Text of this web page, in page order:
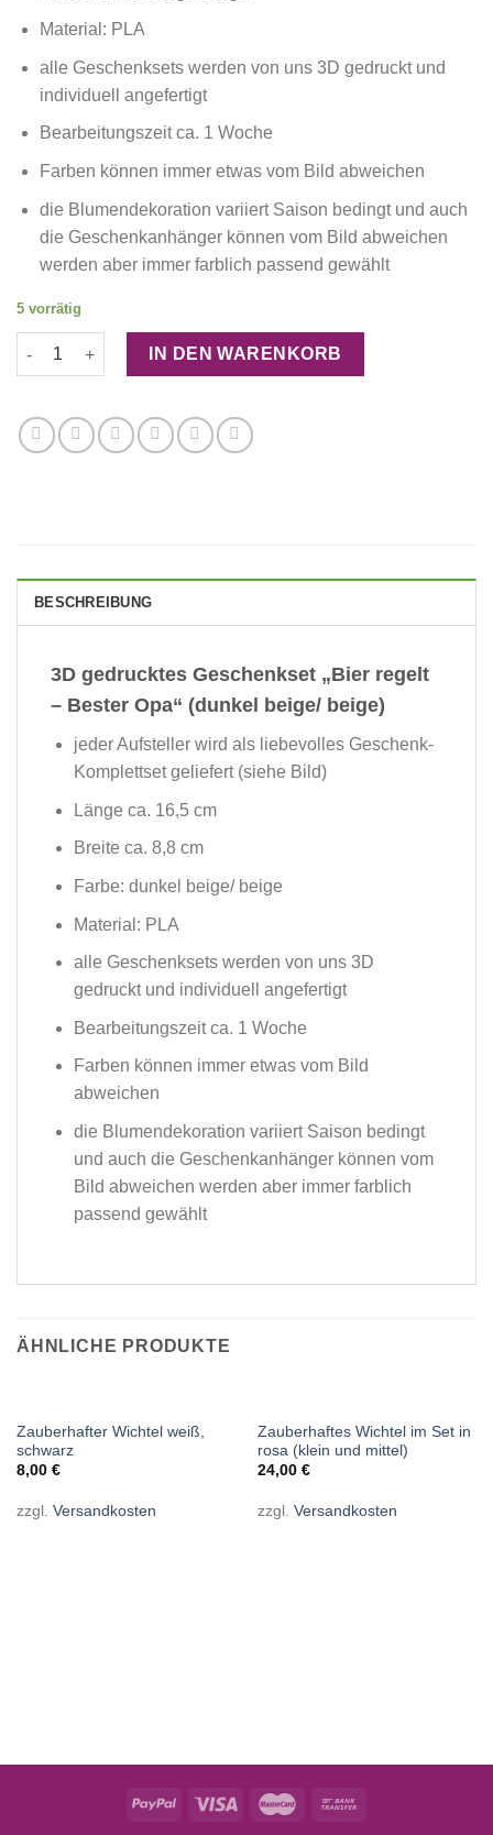
Material: PLA
alle Geschenksets werden von uns 3D gedruckt und
individuell angefertigt
Bearbeitungszeit ca. 1 Woche
Farben können immer etwas vom Bild abweichen
die Blumendekoration variiert Saison bedingt und auch
die Geschenkanhänger können vom Bild abweichen
werden aber immer farblich passend gewählt
5 vorrätig
3D gedrucktes Geschenkset "Bier regelt - Bester Opa" (dunkel
IN DEN WARENKORB
BESCHREIBUNG
3D gedrucktes Geschenkset „Bier regelt
– Bester Opa“ (dunkel beige/ beige)
jeder Aufsteller wird als liebevolles Geschenk-
Komplettset geliefert (siehe Bild)
Länge ca. 16,5 cm
Breite ca. 8,8 cm
Farbe: dunkel beige/ beige
Material: PLA
alle Geschenksets werden von uns 3D
gedruckt und individuell angefertigt
Bearbeitungszeit ca. 1 Woche
Farben können immer etwas vom Bild
abweichen
die Blumendekoration variiert Saison bedingt
und auch die Geschenkanhänger können vom
Bild abweichen werden aber immer farblich
passend gewählt
ÄHNLICHE PRODUKTE
NICHT VORRÄTIG
Zauberhafter Wichtel weiß,
schwarz
8,00 €
zzgl. Versandkosten
NICHT VORRÄTIG
Zauberhaftes Wichtel im Set in
rosa (klein und mittel)
24,00 €
zzgl. Versandkosten